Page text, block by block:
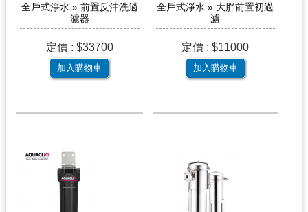
全戶式淨水 » 前置反沖洗過
濾器
定價 : $33700
加入購物車
全戶式淨水 » 大胖前置初過
濾
定價 : $11000
加入購物車